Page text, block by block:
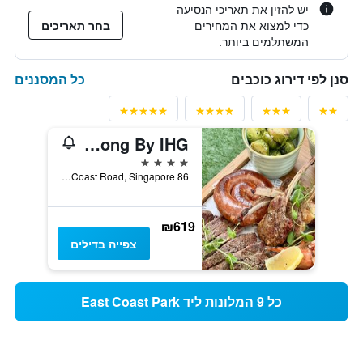
יש להזין את תאריכי הנסיעה
כדי למצוא את המחירים
המשתלמים ביותר.
בחר תאריכים
סנן לפי דירוג כוכבים כל המסננים
Hotel Indigo Singapore Katong By IHG
4 כוכבים
86 East Coast Road, Singapore, סינגפור
₪619
צפייה בדילים
כל 9 המלונות ליד East Coast Park